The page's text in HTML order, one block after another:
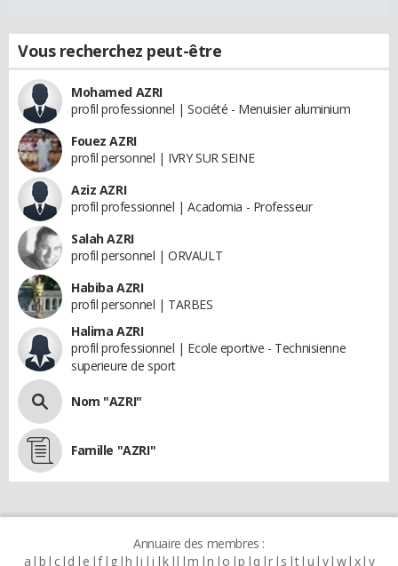
Vous recherchez peut-être
Mohamed AZRI
profil professionnel | Société - Menuisier aluminium
Fouez AZRI
profil personnel | IVRY SUR SEINE
Aziz AZRI
profil professionnel | Acadomia - Professeur
Salah AZRI
profil personnel | ORVAULT
Habiba AZRI
profil personnel | TARBES
Halima AZRI
profil professionnel | Ecole eportive - Technisienne
superieure de sport
Nom "AZRI"
Famille "AZRI"
Annuaire des membres :
a b c d e f g h i j k l m n o p q r s t u v w x y